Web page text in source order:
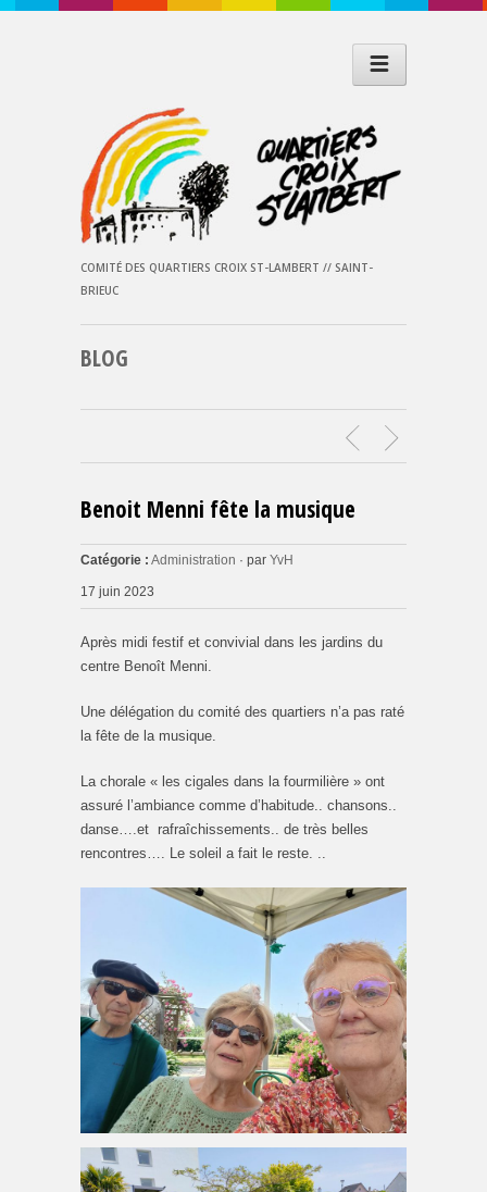
COMITÉ DES QUARTIERS CROIX ST-LAMBERT // SAINT-
BRIEUC
BLOG
Benoit Menni fête la musique
Catégorie : Administration · par YvH
17 juin 2023
Après midi festif et convivial dans les jardins du
centre Benoît Menni.
Une délégation du comité des quartiers n’a pas raté
la fête de la musique.
La chorale « les cigales dans la fourmilière » ont
assuré l’ambiance comme d’habitude.. chansons..
danse….et rafraîchissements.. de très belles
rencontres…. Le soleil a fait le reste. ..